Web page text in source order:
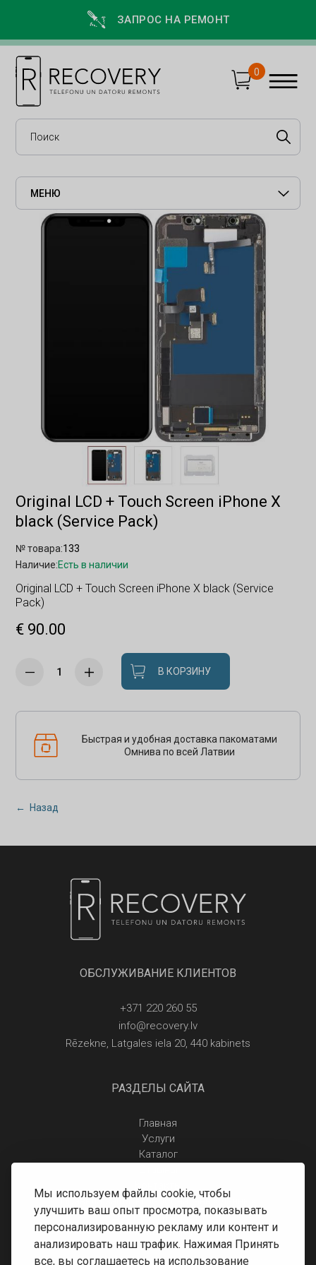
Мы используем файлы cookie, чтобы
улучшить ваш опыт просмотра, показывать
персонализированную рекламу или контент и
анализировать наш трафик. Нажимая Принять
все, вы соглашаетесь на использование
ЗАПРОС НА РЕМОНТ
0
МЕНЮ
Original LCD + Touch Screen iPhone X
black (Service Pack)
№ товара:133
Наличие:Есть в наличии
Original LCD + Touch Screen iPhone X black (Service
Pack)
€ 90.00
В КОРЗИНУ
Быстрая и удобная доставка пакоматами
Омнива по всей Латвии
← Назад
ОБСЛУЖИВАНИЕ КЛИЕНТОВ
+371 220 260 55
info@recovery.lv
Rēzekne, Latgales iela 20, 440 kabinets
РАЗДЕЛЫ САЙТА
Главная
Услуги
Каталог
Правила защиты персональных данных
Доставка и оплата
Условия возврата